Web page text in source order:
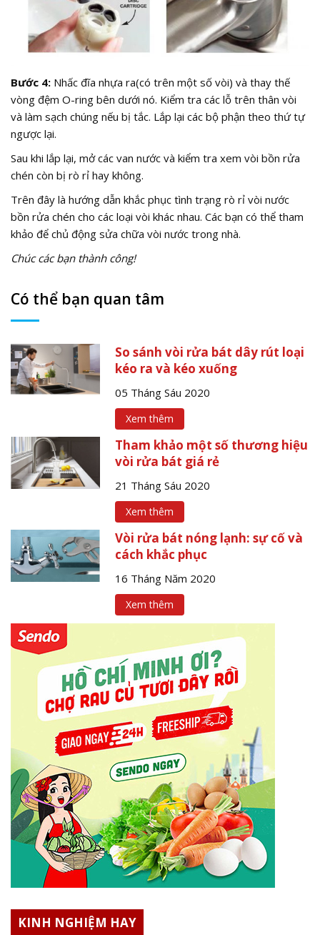
Bước 4: Nhấc đĩa nhựa ra(có trên một số vòi) và thay thế
vòng đệm O-ring bên dưới nó. Kiểm tra các lỗ trên thân vòi
và làm sạch chúng nếu bị tắc. Lắp lại các bộ phận theo thứ tự
ngược lại.
Sau khi lắp lại, mở các van nước và kiểm tra xem vòi bồn rửa
chén còn bị rò rỉ hay không.
Trên đây là hướng dẫn khắc phục tình trạng rò rỉ vòi nước
bồn rửa chén cho các loại vòi khác nhau. Các bạn có thể tham
khảo để chủ động sửa chữa vòi nước trong nhà.
Chúc các bạn thành công!
Có thể bạn quan tâm
So sánh vòi rửa bát dây rút loại
kéo ra và kéo xuống
05 Tháng Sáu 2020
Xem thêm
Tham khảo một số thương hiệu
vòi rửa bát giá rẻ
21 Tháng Sáu 2020
Xem thêm
Vòi rửa bát nóng lạnh: sự cố và
cách khắc phục
16 Tháng Năm 2020
Xem thêm
KINH NGHIỆM HAY